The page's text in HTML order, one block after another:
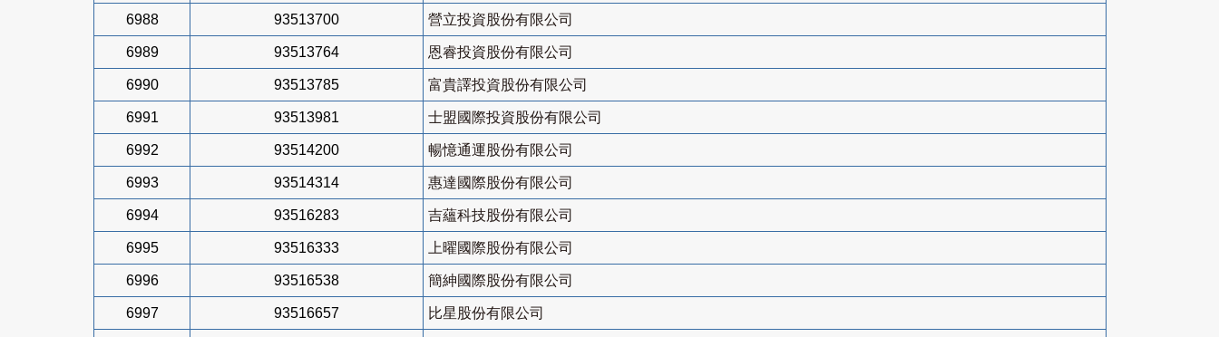
6988 93513700 營立投資股份有限公司
6989 93513764 恩睿投資股份有限公司
6990 93513785 富貴譯投資股份有限公司
6991 93513981 士盟國際投資股份有限公司
6992 93514200 暢憶通運股份有限公司
6993 93514314 惠達國際股份有限公司
6994 93516283 吉蘊科技股份有限公司
6995 93516333 上曜國際股份有限公司
6996 93516538 簡紳國際股份有限公司
6997 93516657 比星股份有限公司